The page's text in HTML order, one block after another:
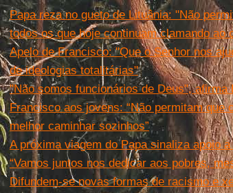
Papa reza no gueto de Lituânia: "Não
todos os que hoje continuam clamando ao
Apelo de Francisco: ''Que o Senhor nos
de ideologias totalitárias"
"Não somos funcionários de Deus",
Francisco aos jovens: “Não permitam que
melhor caminhar sozinhos”
A próxima viagem do Papa sinaliza apoio
“Vamos juntos nos dedicar aos pobres,
Difundem-se novas formas de racismo e